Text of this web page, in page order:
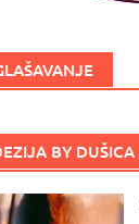
BY DUŠICA